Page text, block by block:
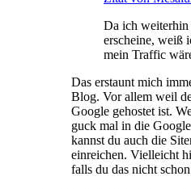
Da ich
erscheine, weiß
mein Traffic
Das erstaunt mich
Blog. Vor allem weil
Google gehostet ist.
guck mal in die
kannst du auch die
einreichen. Vielleicht
falls du das nicht